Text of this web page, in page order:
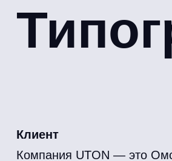
Клиент
Компания UTON — это